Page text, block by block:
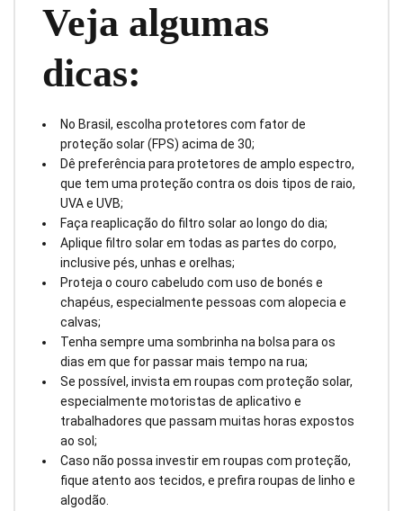
Veja algumas
dicas:
No Brasil, escolha protetores com fator de
proteção solar (FPS) acima de 30;
Dê preferência para protetores de amplo espectro,
que tem uma proteção contra os dois tipos de raio,
UVA e UVB;
Faça reaplicação do filtro solar ao longo do dia;
Aplique filtro solar em todas as partes do corpo,
inclusive pés, unhas e orelhas;
Proteja o couro cabeludo com uso de bonés e
chapéus, especialmente pessoas com alopecia e
calvas;
Tenha sempre uma sombrinha na bolsa para os
dias em que for passar mais tempo na rua;
Se possível, invista em roupas com proteção solar,
especialmente motoristas de aplicativo e
trabalhadores que passam muitas horas expostos
ao sol;
Caso não possa investir em roupas com proteção,
fique atento aos tecidos, e prefira roupas de linho e
algodão.